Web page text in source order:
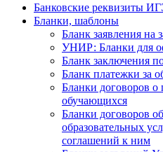
Банковские реквизиты
Бланки, шаблоны
Бланк заявления
УНИР: Бланки для
Бланк заключения
Бланк платежки за
Бланки договоров о
обучающихся
Бланки договоров
образовательных
соглашений к ним